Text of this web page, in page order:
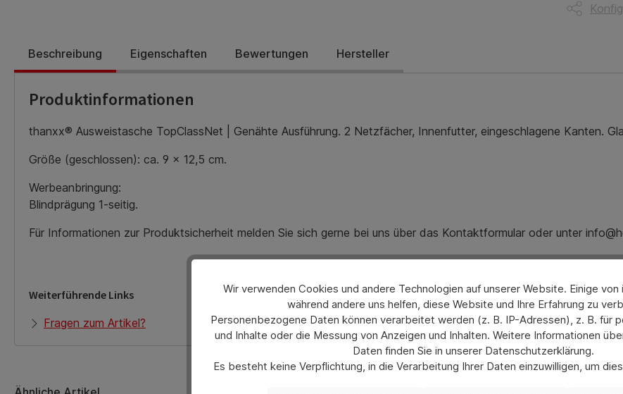
Beschreibung Eigenschaften Bewertungen Hersteller
Produktinformationen
thanxx® Ausweistasche TopClassNet | Genähte Ausführung. 2 Netzfächer, Innenfutter, eingeschlagene Kanten.
Größe (geschlossen): ca. 9 x 12,5 cm.
Werbeanbringung:
Blindprägung 1-seitig.
Für Informationen zur Produktsicherheit melden Sie sich gerne bei uns über das Kontaktformular oder unter
Weiterführende Links
Fragen zum Artikel?
Wir verwenden Cookies und andere Technologien auf unserer Website. Einige von
während andere uns helfen, diese Website und Ihre Erfahrung zu
Personenbezogene Daten können verarbeitet werden (z. B. IP-Adressen), z. B. für
und Inhalte oder die Messung von Anzeigen und Inhalten. Weitere Informationen
Daten finden Sie in unserer Datenschutzerklärung.
Es besteht keine Verpflichtung, in die Verarbeitung Ihrer Daten einzuwilligen, um